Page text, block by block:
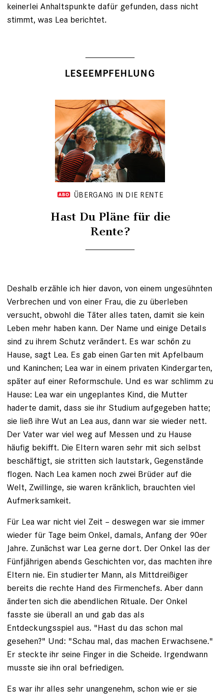
keinerlei Anhaltspunkte dafür gefunden, dass nicht
stimmt, was Lea berichtet.
LESEEMPFEHLUNG
ÜBERGANG IN DIE RENTE
Hast Du Pläne für die
Rente?
Deshalb erzähle ich hier davon, von einem ungesühnten
Verbrechen und von einer Frau, die zu überleben
versucht, obwohl die Täter alles taten, damit sie kein
Leben mehr haben kann. Der Name und einige Details
sind zu ihrem Schutz verändert. Es war schön zu
Hause, sagt Lea. Es gab einen Garten mit Apfelbaum
und Kaninchen; Lea war in einem ­privaten Kindergarten,
später auf einer Reformschule. Und es war schlimm zu
Hause: Lea war ein ungeplantes Kind, die Mutter
haderte damit, dass sie ihr Studium aufgegeben hatte;
sie ließ ­ihre Wut an Lea aus, dann war sie wieder nett.
Der Vater war viel weg auf Messen und zu Hause
häufig bekifft. Die Eltern waren sehr mit sich selbst
beschäftigt, sie stritten sich lautstark, Gegenstände
flogen. Nach Lea kamen noch zwei Brüder auf die
Welt, Zwillinge, sie waren kränklich, brauchten viel
Aufmerksamkeit.
Für Lea war nicht viel Zeit – deswegen war sie immer
wieder für ­Tage beim Onkel, damals, Anfang der 90er
Jahre. Zunächst war Lea gerne dort. Der Onkel las der
Fünfjährigen abends Geschichten vor, das machten ihre
Eltern nie. Ein studierter Mann, als Mittdreißiger
bereits die rechte Hand des Firmenchefs. Aber dann
änderten sich die abendlichen Rituale. Der Onkel
fasste sie überall an und gab das als
Entdeckungsspiel aus. "Hast du das schon mal
gesehen?" Und: "Schau mal, das machen Erwachsene."
Er steckte ihr seine Finger in die Scheide. Irgendwann
musste sie ihn oral befriedigen.
Es war ihr alles sehr unangenehm, schon wie er sie